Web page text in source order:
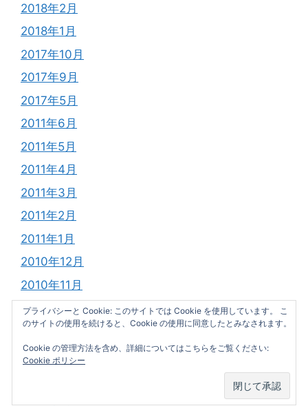
2018年2月
2018年1月
2017年10月
2017年9月
2017年5月
2011年6月
2011年5月
2011年4月
2011年3月
2011年2月
2011年1月
2010年12月
2010年11月
2010年10月
2010年9月
2010年8月
プライバシーと Cookie: このサイトでは Cookie を使用しています。 こ
のサイトの使用を続けると、Cookie の使用に同意したとみなされます。
Cookie の管理方法を含め、詳細についてはこちらをご覧ください:
Cookie ポリシー